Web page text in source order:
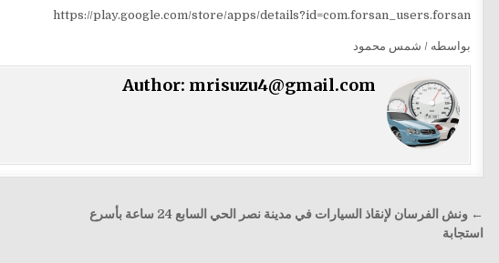
https://play.google.com/store/apps/details?id=com.forsan_users.forsan
بواسطه / شمس محمود
Author: mrisuzu4@gmail.com
تصفّح
المقالات
← ونش الفرسان لإنقاذ السيارات في مدينة نصر الحي السابع 24 ساعة بأسرع
استجابة